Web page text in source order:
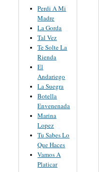
Perdi A Mi
Madre
La Gorda
Tal Vez
Te Solte La
Rienda
El
Andariego
La Suegra
Botella
Envenenada
Marina
Lopez
Tu Sabes Lo
Que Haces
Vamos A
Platicar